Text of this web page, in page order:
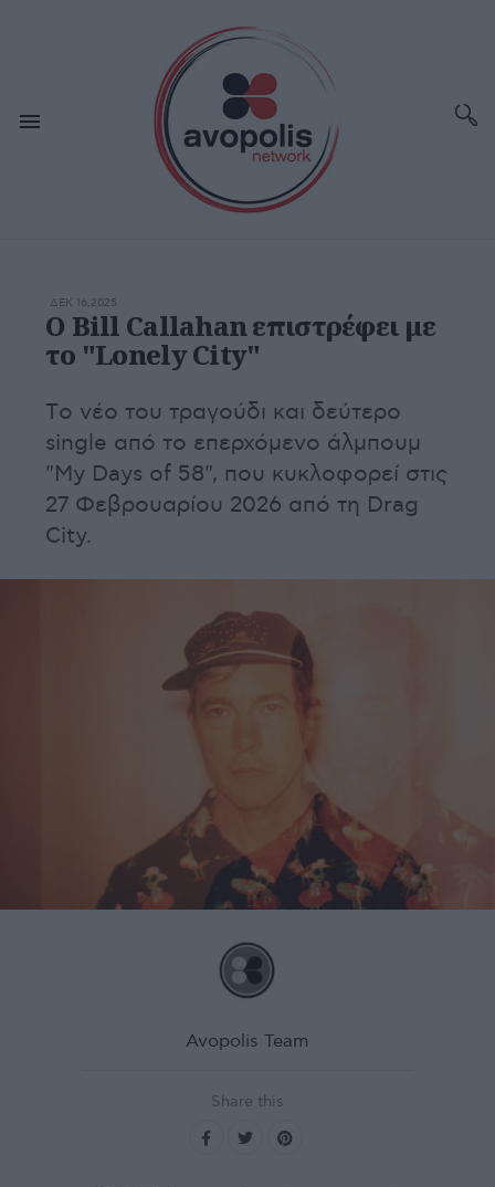
ΔΕΚ 16,2025
Ο Bill Callahan επιστρέφει με
το "Lonely City"
Tο νέο του τραγούδι και δεύτερο
single από το επερχόμενο άλμπουμ
"My Days of 58", που κυκλοφορεί στις
27 Φεβρουαρίου 2026 από τη Drag
City.
Avopolis Team
Share this